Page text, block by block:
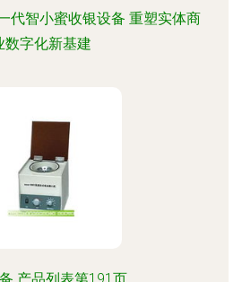
代智小蜜收银设备 重塑实体商
数字化新基建